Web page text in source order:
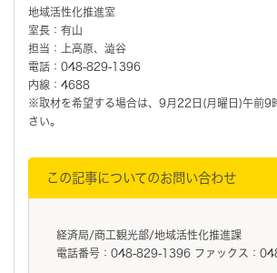
地域活性化推進室
室長：有山
担当：上高原、澁谷
電話：048-829-1396
内線：4688
※取材を希望する場合は、9月22日(月曜日)午前9
さい。
この記事についてのお問い合わせ
経済局/商工観光部/地域活性化推進課
電話番号：048-829-1396 ファックス：